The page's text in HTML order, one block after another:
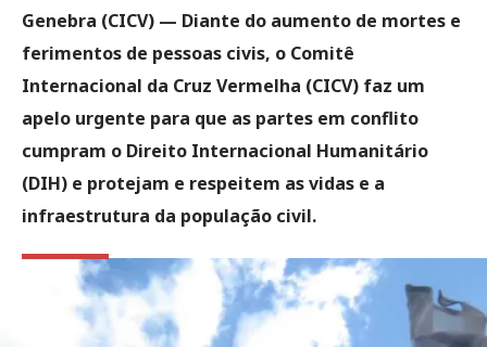
Genebra (CICV) — Diante do aumento de mortes e
ferimentos de pessoas civis, o Comitê
Internacional da Cruz Vermelha (CICV) faz um
apelo urgente para que as partes em conflito
cumpram o Direito Internacional Humanitário
(DIH) e protejam e respeitem as vidas e a
infraestrutura da população civil.